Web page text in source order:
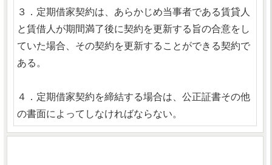
３．定期借家契約は、あらかじめ当事者である賃貸人
と賃借人が期間満了後に契約を更新する旨の合意をし
ていた場合、その契約を更新することができる契約で
ある。
４．定期借家契約を締結する場合は、公正証書その他
の書面によってしなければならない。